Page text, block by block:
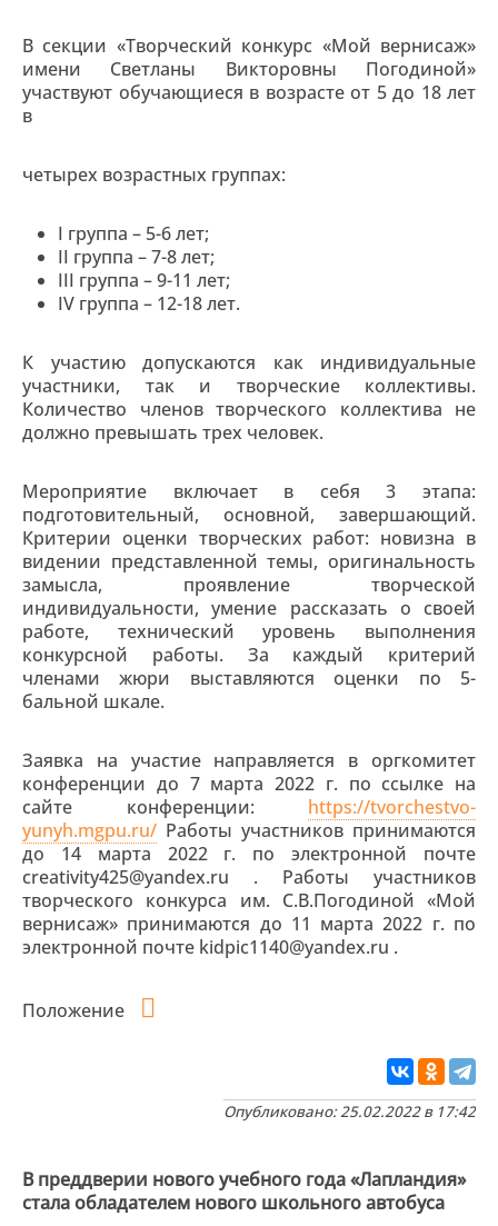
В секции «Творческий конкурс «Мой вернисаж»
имени Светланы Викторовны Погодиной»
участвуют обучающиеся в возрасте от 5 до 18 лет
в
четырех возрастных группах:
I группа – 5-6 лет;
II группа – 7-8 лет;
III группа – 9-11 лет;
IV группа – 12-18 лет.
К участию допускаются как индивидуальные
участники, так и творческие коллективы.
Количество членов творческого коллектива не
должно превышать трех человек.
Мероприятие включает в себя 3 этапа:
подготовительный, основной, завершающий.
Критерии оценки творческих работ: новизна в
видении представленной темы, оригинальность
замысла, проявление творческой
индивидуальности, умение рассказать о своей
работе, технический уровень выполнения
конкурсной работы. За каждый критерий
членами жюри выставляются оценки по 5-
бальной шкале.
Заявка на участие направляется в оргкомитет
конференции до 7 марта 2022 г. по ссылке на
сайте конференции: https://tvorchestvo-
yunyh.mgpu.ru/ Работы участников принимаются
до 14 марта 2022 г. по электронной почте
creativity425@yandex.ru . Работы участников
творческого конкурса им. С.В.Погодиной «Мой
вернисаж» принимаются до 11 марта 2022 г. по
электронной почте kidpic1140@yandex.ru .
Положение
Опубликовано: 25.02.2022 в 17:42
В преддверии нового учебного года «Лапландия»
стала обладателем нового школьного автобуса